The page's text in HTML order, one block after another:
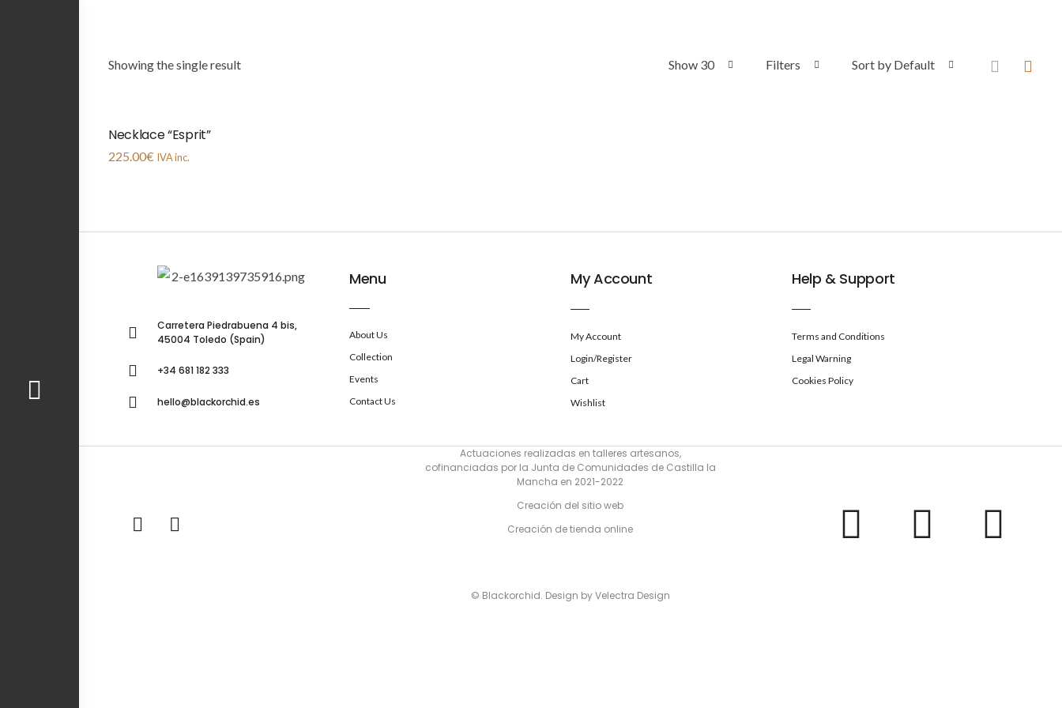
Showing the single result Show 30 Filters Sort by Default
Necklace “Esprit”
225.00€ IVA inc.
Carretera Piedrabuena 4 bis,
45004 Toledo (Spain)
+34 681 182 333
hello@blackorchid.es
Menu
About Us
Collection
Events
Contact Us
My Account
My Account
Login/Register
Cart
Wishlist
Help & Support
Terms and Conditions
Legal Warning
Cookies Policy
Actuaciones realizadas en talleres artesanos,
cofinanciadas por la Junta de Comunidades de Castilla la
Mancha en 2021-2022
Creación del sitio web
Creación de tienda online
© Blackorchid. Design byVelectra Design